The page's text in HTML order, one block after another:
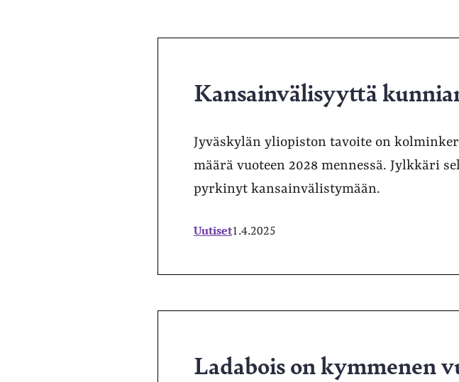
Kansainvälisyyttä
Jyväskylän yliopiston tavoite on
määrä vuoteen 2028 mennessä. Jylkkäri
pyrkinyt kansainvälistymään.
Uutiset1.4.2025
Ladabois on kymmenen